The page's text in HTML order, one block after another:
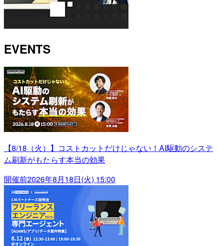
EVENTS
【8/18（火）】コストカットだけじゃない！AI駆動のシステ
ム刷新がもたらす本当の効果
開催前2026年8月18日(火) 15:00